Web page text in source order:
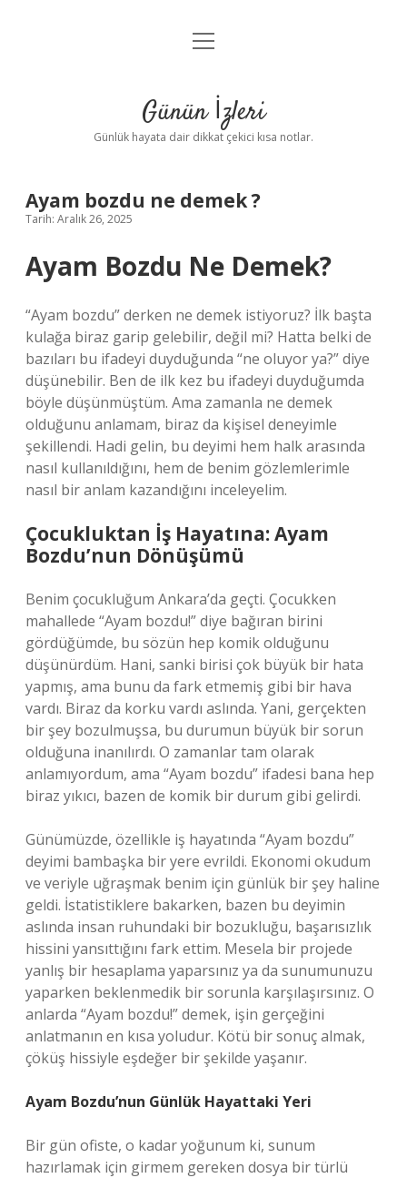
Anasayfa
Yasal Uyarı
menüyü
Günün İzleri
Günlük hayata dair dikkat çekici kısa notlar.
Ayam bozdu ne demek ?
Tarih: Aralık 26, 2025
Ayam Bozdu Ne Demek?
“Ayam bozdu” derken ne demek istiyoruz? İlk başta
kulağa biraz garip gelebilir, değil mi? Hatta belki de
bazıları bu ifadeyi duyduğunda “ne oluyor ya?” diye
düşünebilir. Ben de ilk kez bu ifadeyi duyduğumda
böyle düşünmüştüm. Ama zamanla ne demek
olduğunu anlamam, biraz da kişisel deneyimle
şekillendi. Hadi gelin, bu deyimi hem halk arasında
nasıl kullanıldığını, hem de benim gözlemlerimle
nasıl bir anlam kazandığını inceleyelim.
Çocukluktan İş Hayatına: Ayam
Bozdu’nun Dönüşümü
Benim çocukluğum Ankara’da geçti. Çocukken
mahallede “Ayam bozdu!” diye bağıran birini
gördüğümde, bu sözün hep komik olduğunu
düşünürdüm. Hani, sanki birisi çok büyük bir hata
yapmış, ama bunu da fark etmemiş gibi bir hava
vardı. Biraz da korku vardı aslında. Yani, gerçekten
bir şey bozulmuşsa, bu durumun büyük bir sorun
olduğuna inanılırdı. O zamanlar tam olarak
anlamıyordum, ama “Ayam bozdu” ifadesi bana hep
biraz yıkıcı, bazen de komik bir durum gibi gelirdi.
Günümüzde, özellikle iş hayatında “Ayam bozdu”
deyimi bambaşka bir yere evrildi. Ekonomi okudum
ve veriyle uğraşmak benim için günlük bir şey haline
geldi. İstatistiklere bakarken, bazen bu deyimin
aslında insan ruhundaki bir bozukluğu, başarısızlık
hissini yansıttığını fark ettim. Mesela bir projede
yanlış bir hesaplama yaparsınız ya da sunumunuzu
yaparken beklenmedik bir sorunla karşılaşırsınız. O
anlarda “Ayam bozdu!” demek, işin gerçeğini
anlatmanın en kısa yoludur. Kötü bir sonuç almak,
çöküş hissiyle eşdeğer bir şekilde yaşanır.
Ayam Bozdu’nun Günlük Hayattaki Yeri
Bir gün ofiste, o kadar yoğunum ki, sunum
hazırlamak için girmem gereken dosya bir türlü